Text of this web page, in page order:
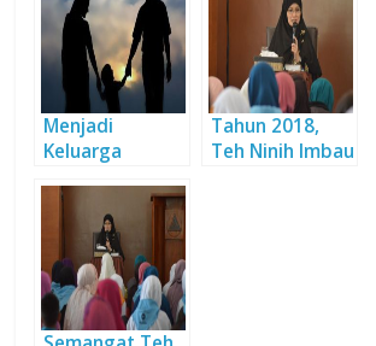
Menjadi
Keluarga
Quran
Tahun 2018,
Teh Ninih Imbau